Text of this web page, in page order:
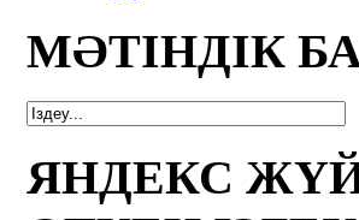
МӘТІНДІК
ЯНДЕКС